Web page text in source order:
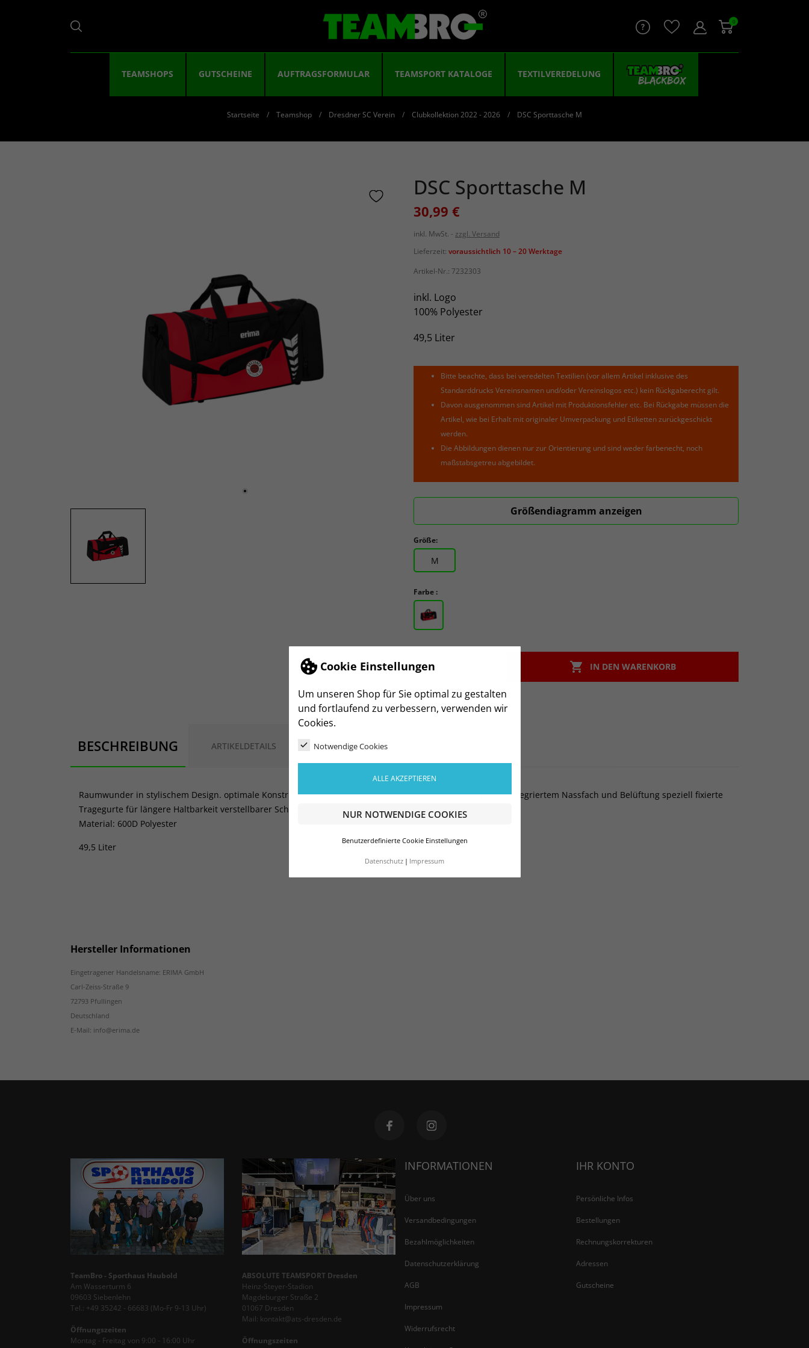
Cookie Einstellungen
Um unseren Shop für Sie optimal zu gestalten
und fortlaufend zu verbessern, verwenden wir
Cookies.
Notwendige Cookies
ALLE AKZEPTIEREN
NUR NOTWENDIGE COOKIES
Benutzerdefinierte Cookie Einstellungen
Datenschutz Impressum
0
TEAMSHOPS GUTSCHEINE AUFTRAGSFORMULAR TEAMSPORT KATALOGE TEXTILVEREDELUNG
Startseite Teamshop Dresdner SC Verein Clubkollektion 2022 - 2026 DSC Sporttasche M
DSC Sporttasche M
30,99 €
inkl. MwSt.
zzgl. Versand
Lieferzeit: voraussichtlich 10 – 20 Werktage
Artikel-Nr.: 7232303
inkl. Logo
100% Polyester
49,5 Liter
Bitte beachte, dass bei veredelten Textilien (vor allem Artikel inklusive des
Standarddrucks Vereinsnamen und/oder Vereinslogos etc.) kein Rückgaberecht gilt.
Davon ausgenommen sind Artikel mit Produktionsfehler etc. Bei Rückgabe müssen die
Artikel, wie bei Erhalt mit originaler Umverpackung und Etiketten zurückgeschickt
werden.
Die Abbildungen dienen nur zur Orientierung und sind weder farbenecht, noch
maßstabsgetreu abgebildet.
Größendiagramm anzeigen
Größe:
M
Farbe :
-  IN DEN WARENKORB
BESCHREIBUNG ARTIKELDETAILS
Raumwunder in stylischem Design. optimale Konstruktion für größtmöglichen Stauraum Seitentasche mit integriertem Nassfach und Belüftung speziell fixierte
Tragegurte für längere Haltbarkeit verstellbarer Schultergurt optimale Veredelungsmöglichkeit
Material: 600D Polyester
49,5 Liter
Hersteller Informationen
Eingetragener Handelsname: ERIMA GmbH
Carl-Zeiss-Straße 9
72793 Pfullingen
Deutschland
E-Mail: info@erima.de
TeamBro - Sporthaus Haubold
Am Wasserturm 6
09603 Siebenlehn
Tel.: +49 35242 - 66683 (Mo-Fr 9-13 Uhr)
Öffnungszeiten
Montag - Freitag von 9:00 - 16:00 Uhr
ABSOLUTE TEAMSPORT Dresden
Heinz-Steyer-Stadion
Magdeburger Straße 2
01067 Dresden
Mail: kontakt@ats-dresden.de
Öffnungszeiten
INFORMATIONEN
Über uns
Versandbedingungen
Bezahlmöglichkeiten
Datenschutzerklärung
AGB
Impressum
Widerrufsrecht
IHR KONTO
Persönliche Infos
Bestellungen
Rechnungskorrekturen
Adressen
Gutscheine